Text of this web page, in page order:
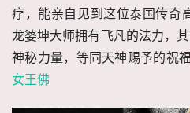
疗，能亲自见到这位泰国传奇
龙婆坤大师拥有飞凡的法力，
神秘力量，等同天神赐予的祝福
女王佛